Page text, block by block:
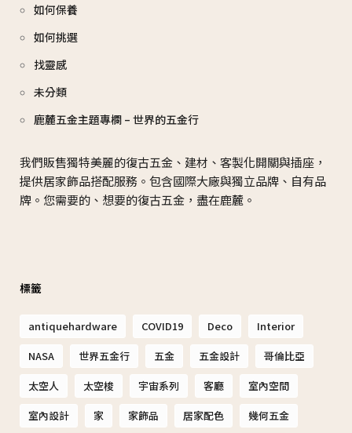
如何保養
如何挑選
找靈感
未分類
鹿麓五金主題專欄 – 世界的五金行
我們販售獨特美麗的復古五金、建材、客製化開關與插座，
提供居家飾品搭配服務。包含國際大廠與獨立品牌、自有品
牌。您需要的、想要的復古五金，盡在鹿麓。
標籤
antiquehardware COVID19 Deco
Interior
NASA
世界五金行 五金 五金設計
哥倫比亞
太空人
太空梭 宇宙系列 客廳
室內空間
室內設計
家 家飾品 居家配色
幾何五金